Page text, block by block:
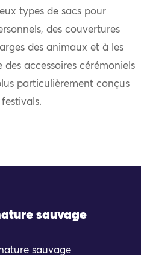
types de sacs pour
des couvertures
des animaux et à les
accessoires cérémoniels
particulièrement conçus
sauvage
sauvage